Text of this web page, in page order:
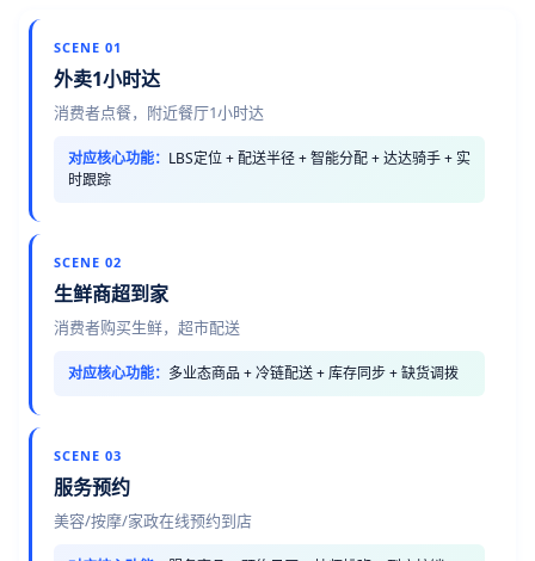
SCENE 01
外卖1小时达
消费者点餐，附近餐厅1小时达
对应核心功能： LBS定位 + 配送半径 + 智能分配 + 达达骑手 + 实
时跟踪
SCENE 02
生鲜商超到家
消费者购买生鲜，超市配送
对应核心功能： 多业态商品 + 冷链配送 + 库存同步 + 缺货调拨
SCENE 03
服务预约
美容/按摩/家政在线预约到店